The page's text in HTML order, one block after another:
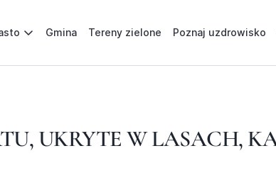
Gmina Tereny zielone Poznaj uzdrowisko
UKRYTE W LASACH,